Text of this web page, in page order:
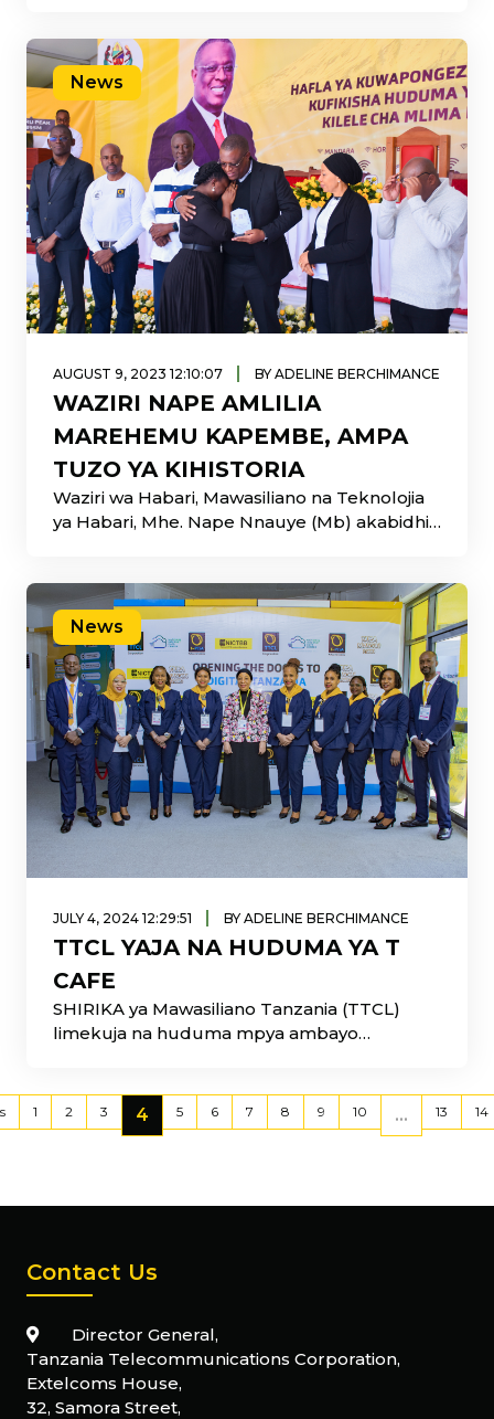
News
AUGUST 9, 2023 12:10:07 | BY ADELINE BERCHIMANCE
WAZIRI NAPE AMLILIA
MAREHEMU KAPEMBE, AMPA
TUZO YA KIHISTORIA
Waziri wa Habari, Mawasiliano na Teknolojia
ya Habari, Mhe. Nape Nnauye (Mb) akabidhi
mchango wa Marehemu Joachim Kapembe
wakati wa uzinduzi wa huduma ya
Mawasiliano ya Intaneti katika kilele cha
Mlima Kilimanjaro Disemba 13 2022.
News
JULY 4, 2024 12:29:51 | BY ADELINE BERCHIMANCE
TTCL YAJA NA HUDUMA YA T
CAFE
SHIRIKA ya Mawasiliano Tanzania (TTCL)
limekuja na huduma mpya ambayo
1 2 3 4 5 6 7 8 9 10 ... 13 14
Contact Us
Director General,
Tanzania Telecommunications Corporation,
Extelcoms House,
32, Samora Street,